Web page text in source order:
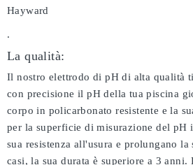
Hayward
.
La qualità:
Il nostro elettrodo di pH di alta qualità
con precisione il pH della tua piscina
corpo in policarbonato resistente e la
per la superficie di misurazione del pH
sua resistenza all'usura e prolungano
casi, la sua durata è superiore a 3 anni.